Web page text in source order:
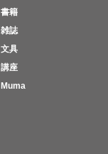
書籍
雑誌
文具
講座
Muma